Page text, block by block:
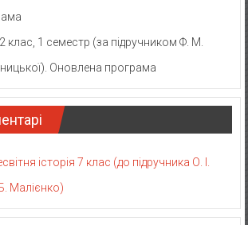
клас, 1 семестр (за підручником Ф. М.
Оновлена програма
історія 7 клас (до підручника О. І.
Малієнко)